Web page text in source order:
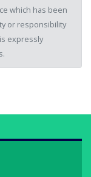
which has been
or responsibility
expressly